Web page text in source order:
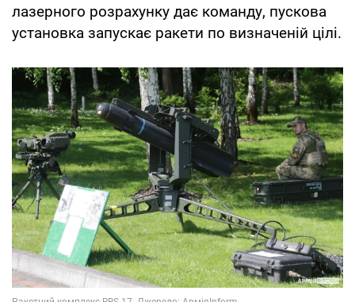
лазерного розрахунку дає команду, пускова
установка запускає ракети по визначеній цілі.